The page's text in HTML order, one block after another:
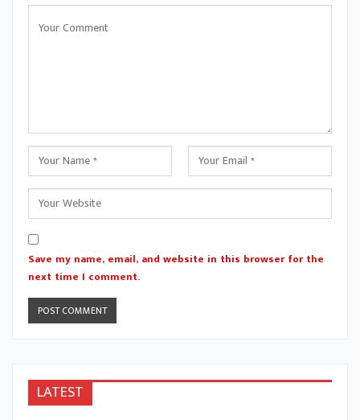
Save my name, email, and website in this browser for the
next time I comment.
LATEST